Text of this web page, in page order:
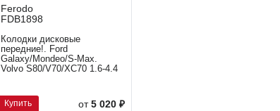
Ferodo
FDB1898
Колодки дисковые
передние!. Ford
Galaxy/Mondeo/S-Max.
Volvo S80/V70/XC70 1.6-4.4
Купить от 5 020 ₽